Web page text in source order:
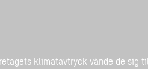
klimatavtryck vände de sig